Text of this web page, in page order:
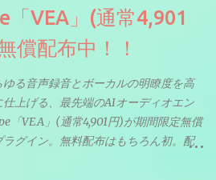
VEA」(通常4,901
償配布中！！
ゆる音声録音とボーカルの明瞭度を高
上げる、最先端のAIオーディオエン
「VEA」(通常4,901円)が期間限定無償
グイン。無料配布はもちろん初。配